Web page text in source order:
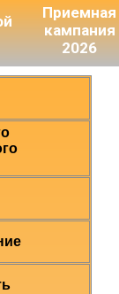
Приемная
кампания
2026